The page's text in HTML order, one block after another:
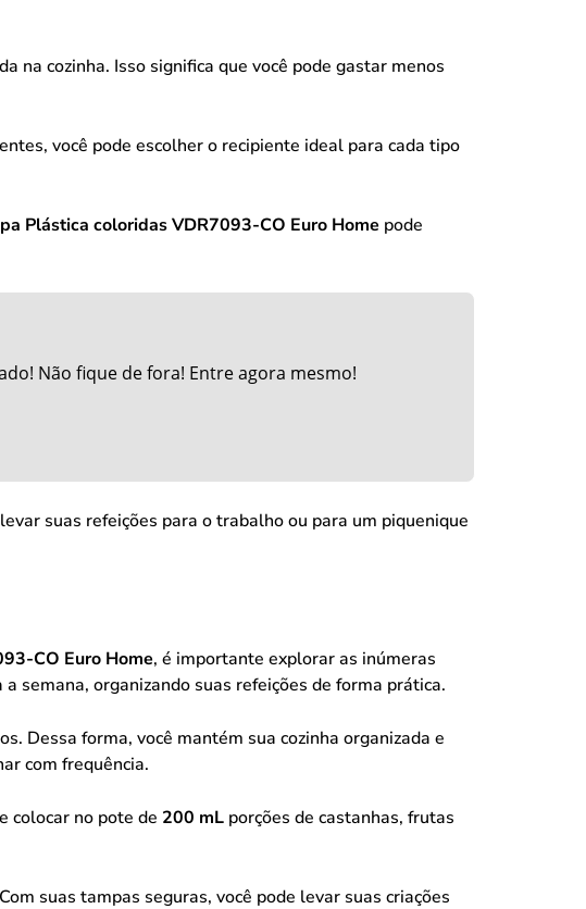
na cozinha. Isso significa que você pode gastar menos
você pode escolher o recipiente ideal para cada tipo
Plástica coloridas VDR7093-CO Euro Home pode
Não fique de fora! Entre agora mesmo!
suas refeições para o trabalho ou para um piquenique
CO Euro Home, é importante explorar as inúmeras
semana, organizando suas refeições de forma prática.
Dessa forma, você mantém sua cozinha organizada e
com frequência.
colocar no pote de 200 mL porções de castanhas, frutas
suas tampas seguras, você pode levar suas criações